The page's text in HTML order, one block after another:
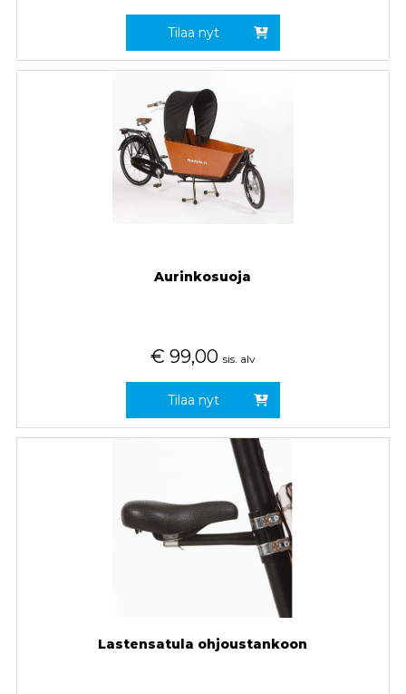
Tilaa nyt
Aurinkosuoja
€ 99,00 sis. alv
Tilaa nyt
Lastensatula ohjoustankoon